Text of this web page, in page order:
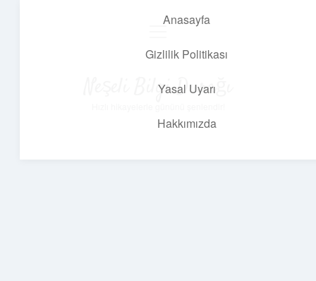
Anasayfa
Gizlilik Politikası
Yasal Uyarı
Hakkımızda
Neşeli Bilgi Durağı